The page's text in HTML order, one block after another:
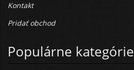
Kontakt
Pridať obchod
Populárne kategórie